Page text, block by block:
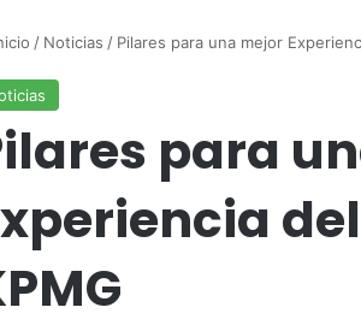
/ Noticias / Pilares para una mejor
para